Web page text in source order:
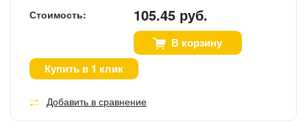
Стоимость: 105.45 руб.
В корзину
Купить в 1 клик
Добавить в сравнение